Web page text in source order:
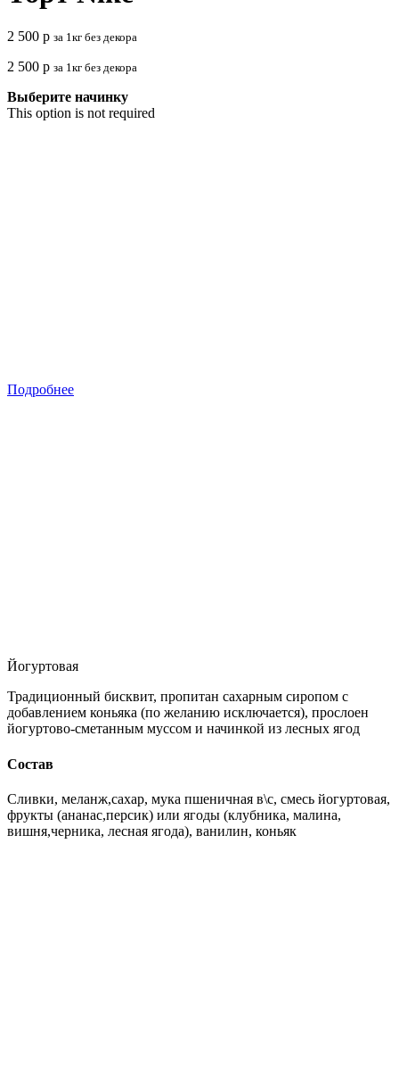
2 500 р за 1кг без декора
2 500 р за 1кг без декора
Выберите начинку
This option is not required
Подробнее
Йогуртовая
Традиционный бисквит, пропитан сахарным сиропом с
добавлением коньяка (по желанию исключается), прослоен
йогуртово-сметанным муссом и начинкой из лесных ягод
Состав
Сливки, меланж,сахар, мука пшеничная в\с, смесь йогуртовая,
фрукты (ананас,персик) или ягоды (клубника, малина,
вишня,черника, лесная ягода), ванилин, коньяк